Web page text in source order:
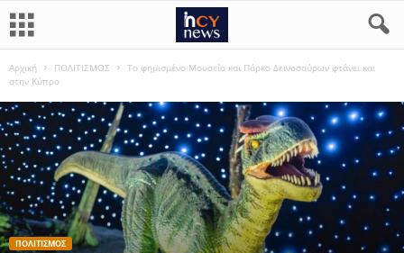
Αρχική ΠΟΛΙΤΙΣΜΟΣ
Tο φημισμένο Μουσείο και Πάρκο Δεινοσαύρων φτάνει και
στην Κύπρο
ΠΟΛΙΤΙΣΜΟΣ